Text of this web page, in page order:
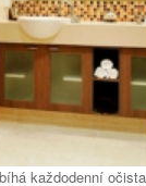
každodenní